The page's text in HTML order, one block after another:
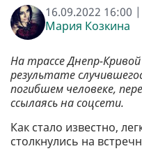
16.09.2022 16:00 |
Мария Козкина
На трассе Днепр-
результате
погибшем человеке,
ссылаясь на соцсети.
Как стало известно,
столкнулись на